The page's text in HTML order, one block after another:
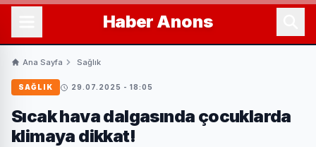
Haber Anons
Ana Sayfa Sağlık
SAĞLIK 29.07.2025 - 18:05
Sıcak hava dalgasında çocuklarda
klimaya dikkat!